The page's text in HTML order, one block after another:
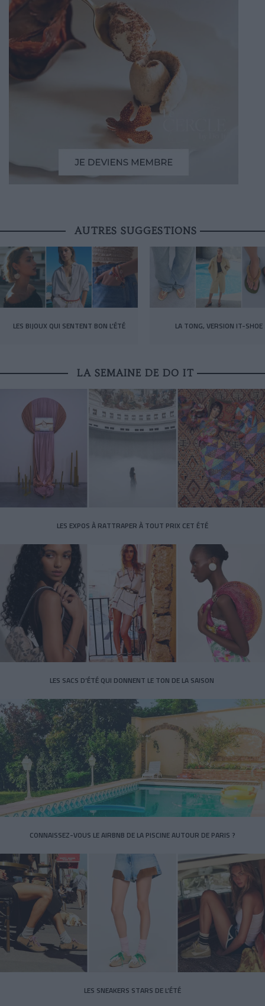
AUTRES SUGGESTIONS
LES BIJOUX QUI SENTENT BON L’ÉTÉ LA TONG, VERSION IT-SHOE
LA SEMAINE DE DO IT
LES EXPOS À RATTRAPER À TOUT PRIX CET ÉTÉ
LES SACS D’ÉTÉ QUI DONNENT LE TON DE LA SAISON
CONNAISSEZ-VOUS LE AIRBNB DE LA PISCINE AUTOUR DE PARIS ?
LES SNEAKERS STARS DE L’ÉTÉ